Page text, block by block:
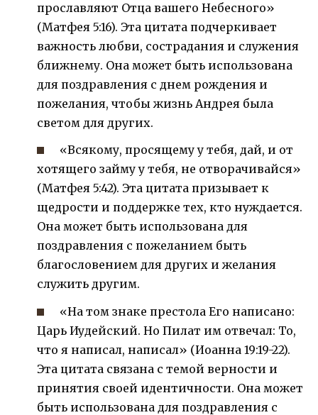
прославляют Отца вашего Небесного»
(Матфея 5:16). Эта цитата подчеркивает
важность любви, сострадания и служения
ближнему. Она может быть использована
для поздравления с днем рождения и
пожелания, чтобы жизнь Андрея была
светом для других.
«Всякому, просящему у тебя, дай, и от
хотящего займу у тебя, не отворачивайся»
(Матфея 5:42). Эта цитата призывает к
щедрости и поддержке тех, кто нуждается.
Она может быть использована для
поздравления с пожеланием быть
благословением для других и желания
служить другим.
«На том знаке престола Его написано:
Царь Иудейский. Но Пилат им отвечал: То,
что я написал, написал» (Иоанна 19:19-22).
Эта цитата связана с темой верности и
принятия своей идентичности. Она может
быть использована для поздравления с